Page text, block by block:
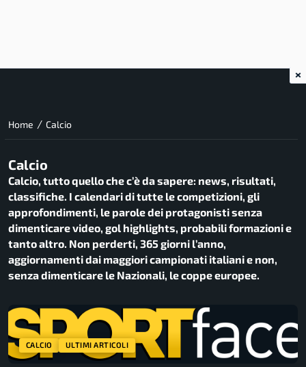
Home / Calcio
Calcio
Calcio, tutto quello che c’è da sapere: news, risultati,
classifiche. I calendari di tutte le competizioni, gli
approfondimenti, le parole dei protagonisti senza
dimenticare video, gol highlights, probabili formazioni e
tanto altro. Non perderti, 365 giorni l’anno,
aggiornamenti dai maggiori campionati italiani e non,
senza dimenticare le Nazionali, le coppe europee.
CALCIO ULTIMI ARTICOLI
×